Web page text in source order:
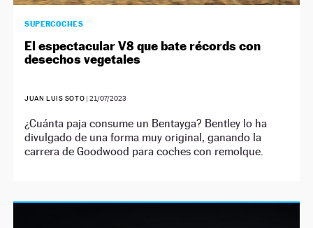
SUPERCOCHES
El espectacular V8 que bate récords con
desechos vegetales
JUAN LUIS SOTO |21/07/2023
¿Cuánta paja consume un Bentayga? Bentley lo ha
divulgado de una forma muy original, ganando la
carrera de Goodwood para coches con remolque.